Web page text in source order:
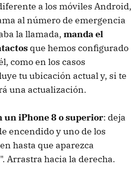
a los móviles Android,
al número de emergencia
la llamada, manda el
que hemos configurado
como en los casos
tu ubicación actual y, si te
una actualización.
un iPhone 8 o superior: deja
encendido y uno de los
hasta que aparezca
Arrastra hacia la derecha.